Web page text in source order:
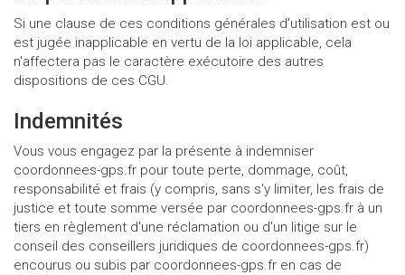
Si une clause de ces conditions générales d'utilisation est ou
est jugée inapplicable en vertu de la loi applicable, cela
n'affectera pas le caractère exécutoire des autres
dispositions de ces CGU.
Indemnités
Vous vous engagez par la présente à indemniser
coordonnees-gps.fr pour toute perte, dommage, coût,
responsabilité et frais (y compris, sans s'y limiter, les frais de
justice et toute somme versée par coordonnees-gps.fr à un
tiers en règlement d'une réclamation ou d'un litige sur le
conseil des conseillers juridiques de coordonnees-gps.fr)
encourus ou subis par coordonnees-gps.fr en cas de